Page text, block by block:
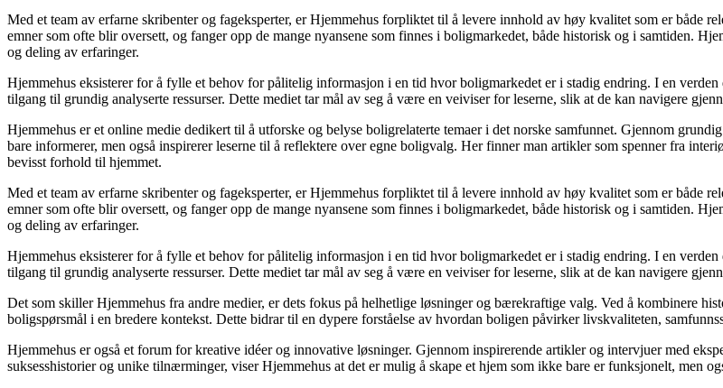
Med et team av erfarne skribenter og fageksperter, er Hjemmehus forpliktet til å levere innhold av høy kvalitet som er både
emner som ofte blir oversett, og fanger opp de mange nyansene som finnes i boligmarkedet, både historisk og i samtiden.
og deling av erfaringer.
Hjemmehus eksisterer for å fylle et behov for pålitelig informasjon i en tid hvor boligmarkedet er i stadig endring. I en
tilgang til grundig analyserte ressurser. Dette mediet tar mål av seg å være en veiviser for leserne, slik at de kan navigere
Hjemmehus er et online medie dedikert til å utforske og belyse boligrelaterte temaer i det norske samfunnet. Gjennom
bare informerer, men også inspirerer leserne til å reflektere over egne boligvalg. Her finner man artikler som spenner fra
bevisst forhold til hjemmet.
Med et team av erfarne skribenter og fageksperter, er Hjemmehus forpliktet til å levere innhold av høy kvalitet som er både
emner som ofte blir oversett, og fanger opp de mange nyansene som finnes i boligmarkedet, både historisk og i samtiden.
og deling av erfaringer.
Hjemmehus eksisterer for å fylle et behov for pålitelig informasjon i en tid hvor boligmarkedet er i stadig endring. I en
tilgang til grundig analyserte ressurser. Dette mediet tar mål av seg å være en veiviser for leserne, slik at de kan navigere
Det som skiller Hjemmehus fra andre medier, er dets fokus på helhetlige løsninger og bærekraftige valg. Ved å kombinere
boligspørsmål i en bredere kontekst. Dette bidrar til en dypere forståelse av hvordan boligen påvirker livskvaliteten,
Hjemmehus er også et forum for kreative idéer og innovative løsninger. Gjennom inspirerende artikler og intervjuer med
suksesshistorier og unike tilnærminger, viser Hjemmehus at det er mulig å skape et hjem som ikke bare er funksjonelt, men